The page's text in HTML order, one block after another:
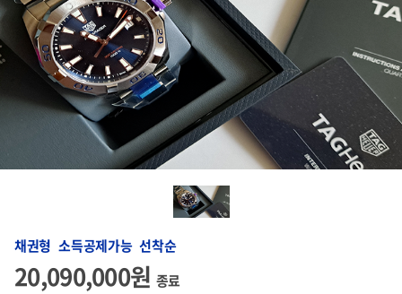
채권형 소득공제가능 선착순
20,090,000원 종료